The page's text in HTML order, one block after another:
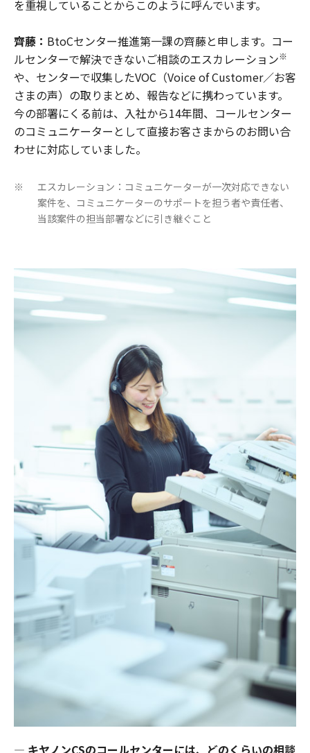
を重視していることからこのように呼んでいます。
齊藤： BtoCセンター推進第一課の齊藤と申します。コー
ルセンターで解決できないご相談のエスカレーション※
や、センターで収集したVOC（Voice of Customer／お客
さまの声）の取りまとめ、報告などに携わっています。
今の部署にくる前は、入社から14年間、コールセンター
のコミュニケーターとして直接お客さまからのお問い合
わせに対応していました。
※
エスカレーション：コミュニケーターが一次対応できない
案件を、コミュニケーターのサポートを担う者や責任者、
当該案件の担当部署などに引き継ぐこと
― キヤノンCSのコールセンターには、どのくらいの相談